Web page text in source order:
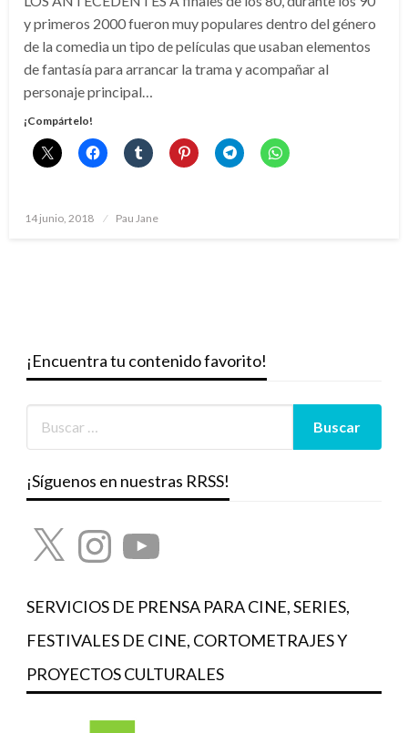
y primeros 2000 fueron muy populares dentro del género
de la comedia un tipo de películas que usaban elementos
de fantasía para arrancar la trama y acompañar al
personaje principal…
¡Compártelo!
Publicado
14 junio, 2018 Pau Jane
¡Encuentra tu contenido favorito!
¡Síguenos en nuestras RRSS!
X InstagramYouTube
SERVICIOS DE PRENSA PARA CINE, SERIES,
FESTIVALES DE CINE, CORTOMETRAJES Y
PROYECTOS CULTURALES